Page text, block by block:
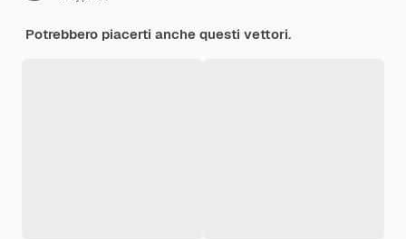
Potrebbero piacerti anche questi vettori.